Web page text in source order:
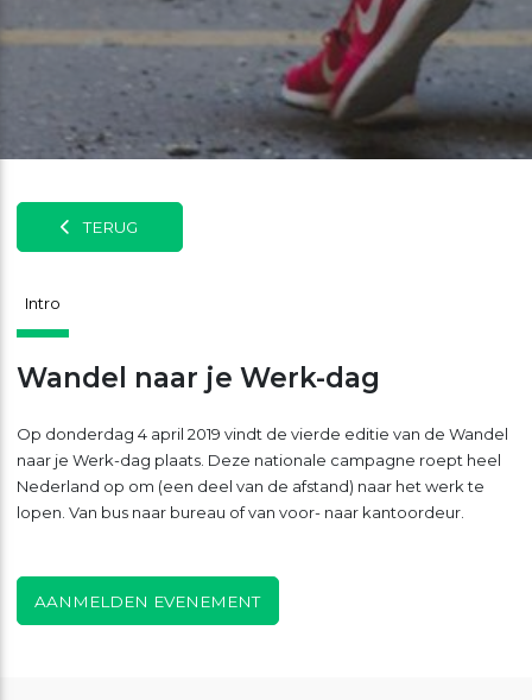
TERUG
Intro
Wandel naar je Werk-dag
Op donderdag 4 april 2019 vindt de vierde editie van de Wandel
naar je Werk-dag plaats. Deze nationale campagne roept heel
Nederland op om (een deel van de afstand) naar het werk te
lopen. Van bus naar bureau of van voor- naar kantoordeur.
AANMELDEN EVENEMENT